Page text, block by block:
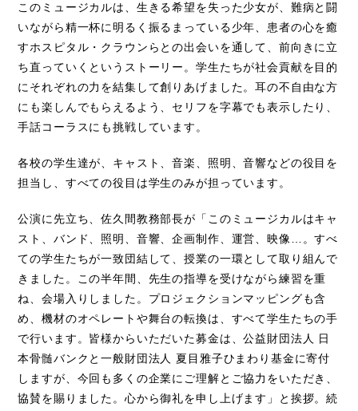
このミュージカルは、生きる希望を失った少女が、難病と闘
いながら精一杯に明るく振るまっている少年、患者の心を癒
すホスピタル・クラウンらとの出会いを通して、前向きに立
ち直っていくというストーリー。学生たちが社会貢献を目的
にそれぞれの力を結集して創りあげました。耳の不自由な方
にも楽しんでもらえるよう、セリフを字幕でも表示したり、
手話コーラスにも挑戦しています。
各校の学生達が、キャスト、音楽、照明、音響などの役目を
担当し、すべての役目は学生のみが担っています。
公演に先立ち、佐久間教務部長が「このミュージカルはキャ
スト、バンド、照明、音響、企画制作、運営、映像…。すべ
ての学生たちが一致団結して、授業の一環として取り組んで
きました。この半年間、先生の指導を受けながら練習を重
ね、会場入りしました。プロジェクションマッピングも含
め、機材のオペレートや舞台の転換は、すべて学生たちの手
で行います。皆様からいただいた募金は、公益財団法人 日
本骨髄バンクと一般財団法人 夏目雅子ひまわり基金に寄付
しますが、今回も多くの企業にご理解とご協力をいただき、
協賛を賜りました。心から御礼を申し上げます」と挨拶。続